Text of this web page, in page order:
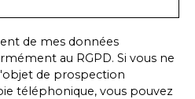
de mes données
au RGPD. Si vous ne
de prospection
téléphonique, vous pouvez